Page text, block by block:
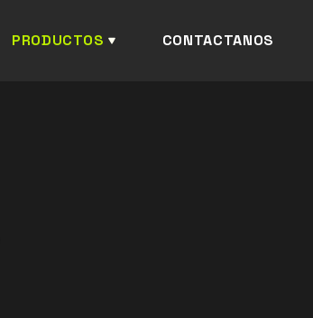
PRODUCTOS CONTACTANOS